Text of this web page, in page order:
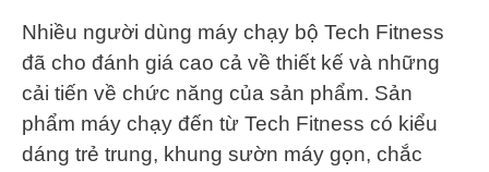
Nhiều người dùng máy chạy bộ Tech Fitness
đã cho đánh giá cao cả về thiết kế và những
cải tiến về chức năng của sản phẩm. Sản
phẩm máy chạy đến từ Tech Fitness có kiểu
dáng trẻ trung, khung sườn máy gọn, chắc